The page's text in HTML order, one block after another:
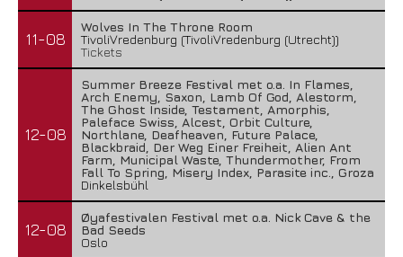
11-08
Wolves In The Throne Room
TivoliVredenburg (TivoliVredenburg (Utrecht))
Tickets
12-08
Summer Breeze Festival met o.a. In Flames,
Arch Enemy, Saxon, Lamb Of God, Alestorm,
The Ghost Inside, Testament, Amorphis,
Paleface Swiss, Alcest, Orbit Culture,
Northlane, Deafheaven, Future Palace,
Blackbraid, Der Weg Einer Freiheit, Alien Ant
Farm, Municipal Waste, Thundermother, From
Fall To Spring, Misery Index, Parasite inc., Groza
Dinkelsbühl
12-08
Øyafestivalen Festival met o.a. Nick Cave & the
Bad Seeds
Oslo